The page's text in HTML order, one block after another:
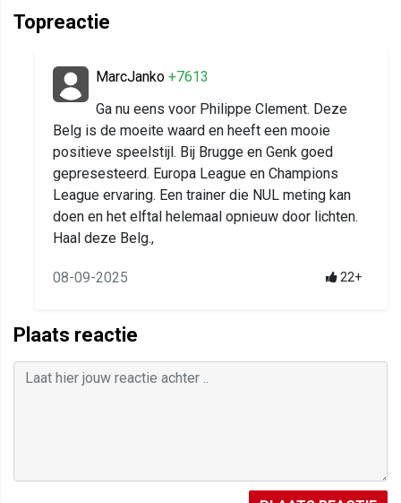
Topreactie
MarcJanko +7613
Ga nu eens voor Philippe Clement. Deze
Belg is de moeite waard en heeft een mooie
positieve speelstijl. Bij Brugge en Genk goed
gepresesteerd. Europa League en Champions
League ervaring. Een trainer die NUL meting kan
doen en het elftal helemaal opnieuw door lichten.
Haal deze Belg.,
08-09-2025 22+
Plaats reactie